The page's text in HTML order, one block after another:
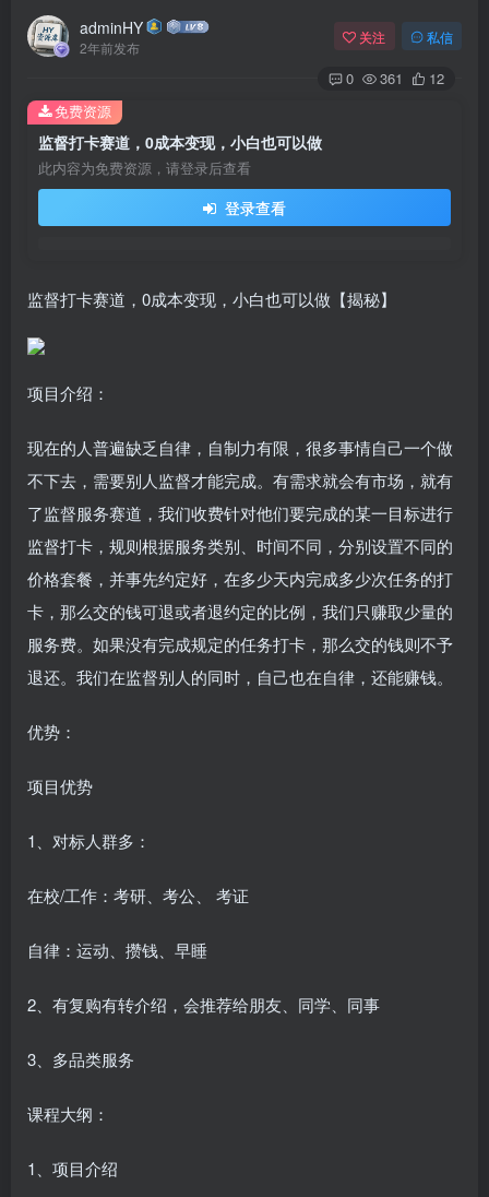
adminHY
2年前发布
关注 私信
0 361 12
监督打卡赛道，0成本变现，小白也可以做
此内容为免费资源，请登录后查看
登录查看
免费资源
监督打卡赛道，0成本变现，小白也可以做【揭秘】
项目介绍：
现在的人普遍缺乏自律，自制力有限，很多事情自己一个做
不下去，需要别人监督才能完成。有需求就会有市场，就有
了监督服务赛道，我们收费针对他们要完成的某一目标进行
监督打卡，规则根据服务类别、时间不同，分别设置不同的
价格套餐，并事先约定好，在多少天内完成多少次任务的打
卡，那么交的钱可退或者退约定的比例，我们只赚取少量的
服务费。如果没有完成规定的任务打卡，那么交的钱则不予
退还。我们在监督别人的同时，自己也在自律，还能赚钱。
优势：
项目优势
1、对标人群多：
在校/工作：考研、考公、 考证
自律：运动、攒钱、早睡
2、有复购有转介绍，会推荐给朋友、同学、同事
3、多品类服务
课程大纲：
1、项目介绍